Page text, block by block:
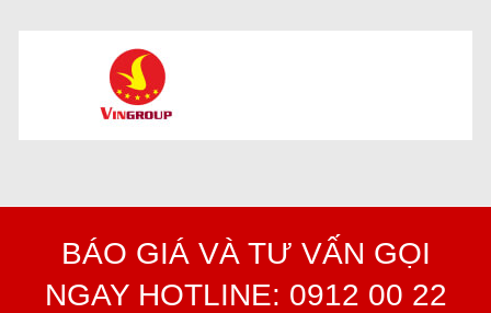
BÁO GIÁ VÀ TƯ VẤN GỌI
NGAY HOTLINE: 0912 00 22